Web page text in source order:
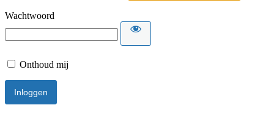
Wachtwoord
Onthoud mij